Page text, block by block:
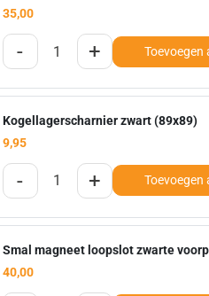
35,00
- + Toevoegen
Kogellagerscharnier zwart (89x89)
9,95
- + Toevoegen
Smal magneet loopslot zwarte
40,00